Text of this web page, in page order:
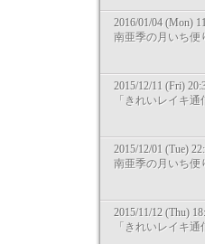
2016/01/04 (Mon)
南亜季の月いち便
2015/12/11 (Fri)
「きれいレイキ通
2015/12/01 (Tue)
南亜季の月いち便
2015/11/12 (Thu)
「きれいレイキ通